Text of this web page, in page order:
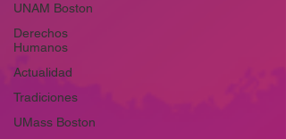
UNAM Boston
Derechos
Humanos
Actualidad
Tradiciones
UMass Boston